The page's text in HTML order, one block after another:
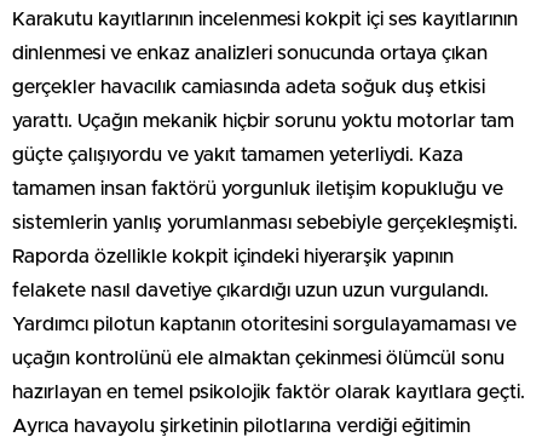
Karakutu kayıtlarının incelenmesi kokpit içi ses kayıtlarının
dinlenmesi ve enkaz analizleri sonucunda ortaya çıkan
gerçekler havacılık camiasında adeta soğuk duş etkisi
yarattı. Uçağın mekanik hiçbir sorunu yoktu motorlar tam
güçte çalışıyordu ve yakıt tamamen yeterliydi. Kaza
tamamen insan faktörü yorgunluk iletişim kopukluğu ve
sistemlerin yanlış yorumlanması sebebiyle gerçekleşmişti.
Raporda özellikle kokpit içindeki hiyerarşik yapının
felakete nasıl davetiye çıkardığı uzun uzun vurgulandı.
Yardımcı pilotun kaptanın otoritesini sorgulayamaması ve
uçağın kontrolünü ele almaktan çekinmesi ölümcül sonu
hazırlayan en temel psikolojik faktör olarak kayıtlara geçti.
Ayrıca havayolu şirketinin pilotlarına verdiği eğitimin